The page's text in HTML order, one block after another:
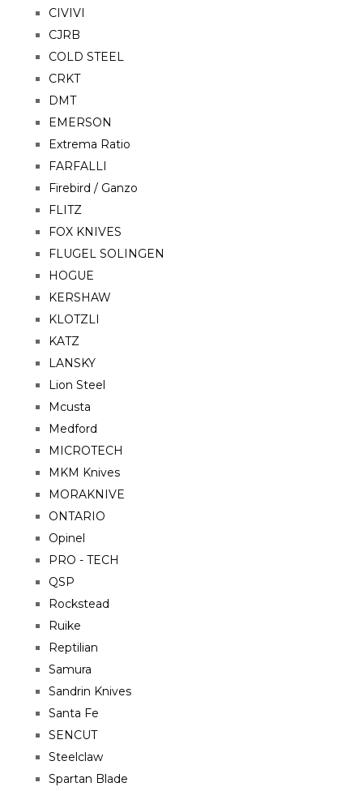
CIVIVI
CJRB
COLD STEEL
CRKT
DMT
EMERSON
Extrema Ratio
FARFALLI
Firebird / Ganzo
FLITZ
FOX KNIVES
FLUGEL SOLINGEN
HOGUE
KERSHAW
KLOTZLI
KATZ
LANSKY
Lion Steel
Mcusta
Medford
MICROTECH
MKM Knives
MORAKNIVE
ONTARIO
Opinel
PRO - TECH
QSP
Rockstead
Ruike
Reptilian
Samura
Sandrin Knives
Santa Fe
SENCUT
Steelclaw
Spartan Blade